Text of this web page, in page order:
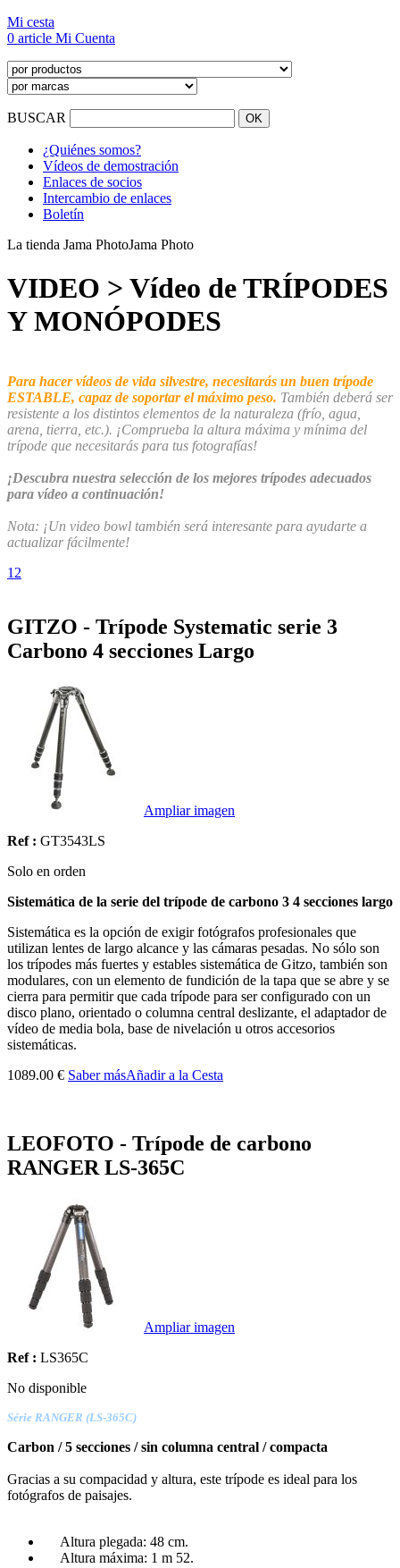
Mi cesta
0 article Mi Cuenta
BUSCAR
¿Quiénes somos?
Vídeos de demostración
Enlaces de socios
Intercambio de enlaces
Boletín
La tienda Jama PhotoJama Photo
VIDEO > Vídeo de TRÍPODES
Y MONÓPODES
Para hacer vídeos de vida silvestre, necesitarás un buen trípode
ESTABLE, capaz de soportar el máximo peso. También deberá ser
resistente a los distintos elementos de la naturaleza (frío, agua,
arena, tierra, etc.). ¡Comprueba la altura máxima y mínima del
trípode que necesitarás para tus fotografías!
¡Descubra nuestra selección de los mejores trípodes adecuados
para vídeo a continuación!
Nota: ¡Un video bowl también será interesante para ayudarte a
actualizar fácilmente!
1 2
GITZO - Trípode Systematic serie 3
Carbono 4 secciones Largo
Ampliar imagen
Ref : GT3543LS
Solo en orden
Sistemática de la serie del trípode de carbono 3 4 secciones largo
Sistemática es la opción de exigir fotógrafos profesionales que
utilizan lentes de largo alcance y las cámaras pesadas. No sólo son
los trípodes más fuertes y estables sistemática de Gitzo, también son
modulares, con un elemento de fundición de la tapa que se abre y se
cierra para permitir que cada trípode para ser configurado con un
disco plano, orientado o columna central deslizante, el adaptador de
vídeo de media bola, base de nivelación u otros accesorios
sistemáticas.
1089.00 € Saber másAñadir a la Cesta
LEOFOTO - Trípode de carbono
RANGER LS-365C
Ampliar imagen
Ref : LS365C
No disponible
Série RANGER (LS-365C)
Carbon / 5 secciones / sin columna central / compacta
Gracias a su compacidad y altura, este trípode es ideal para los
fotógrafos de paisajes.
Altura plegada: 48 cm.
Altura máxima: 1 m 52.